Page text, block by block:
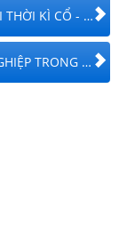
CHỦ ĐỀ 3. MỘT SỐ NỀN VĂN MINH THẾ GIỚI THỜI KÌ CỔ - TRUNG ĐẠI
CHỦ ĐỀ 4. CÁC CUỘC CÁCH MẠNG CÔNG NGHIỆP TRONG LỊCH SỬ THẾ GIỚI